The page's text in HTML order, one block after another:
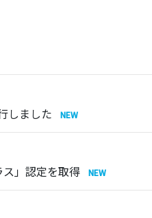
しました
」認定を取得